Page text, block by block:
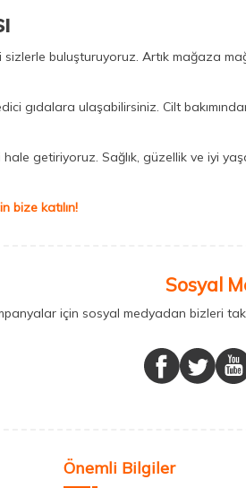
sizlerle buluşturuyoruz. Artık mağaza
gıdalara ulaşabilirsiniz. Cilt
getiriyoruz. Sağlık, güzellik ve iyi
bize katılın!
Sosyal
için sosyal medyadan bizleri
Önemli Bilgiler